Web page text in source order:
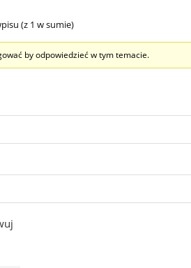
(z 1 w sumie)
by odpowiedzieć w tym temacie.